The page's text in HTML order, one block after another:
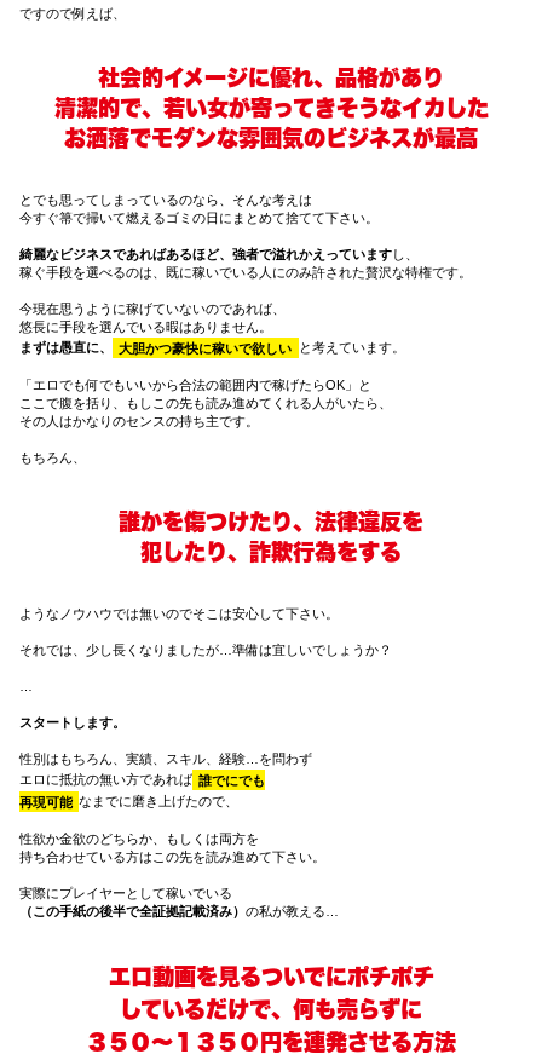
ですので例えば、
社会的イメージに優れ、品格があり
清潔的で、若い女が寄ってきそうなイカした
お洒落でモダンな雰囲気のビジネスが最高
とでも思ってしまっているのなら、そんな考えは
今すぐ箒で掃いて燃えるゴミの日にまとめて捨てて下さい。
綺麗なビジネスであればあるほど、強者で溢れかえっていますし、
稼ぐ手段を選べるのは、既に稼いでいる人にのみ許された贅沢な特権です。
今現在思うように稼げていないのであれば、
悠長に手段を選んでいる暇はありません。
まずは愚直に、
大胆かつ豪快に稼いで欲しい と考えています。
「エロでも何でもいいから合法の範囲内で稼げたらOK」と
ここで腹を括り、もしこの先も読み進めてくれる人がいたら、
その人はかなりのセンスの持ち主です。
もちろん、
誰かを傷つけたり、法律違反を
犯したり、詐欺行為をする
ようなノウハウでは無いのでそこは安心して下さい。
それでは、少し長くなりましたが…準備は宜しいでしょうか？
スタートします。
性別はもちろん、実績、スキル、経験…を問わず
エロに抵抗の無い方であれば 誰でにでも
再現可能 なまでに磨き上げたので、
性欲か金欲のどちらか、もしくは両方を
持ち合わせている方はこの先を読み進めて下さい。
実際にプレイヤーとして稼いでいる
（この手紙の後半で全証拠記載済み） の私が教える…
エロ動画を見るついでにポチポチ
しているだけで、何も売らずに
３５０〜１３５０円を連発させる方法